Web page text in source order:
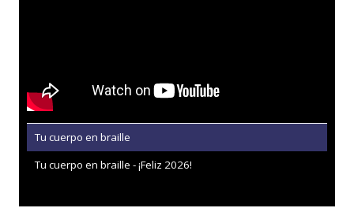
Tu cuerpo en braille
Tu cuerpo en braille - ¡Feliz 2026!